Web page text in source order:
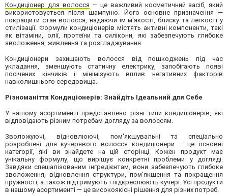
Кондиціонер для волосся — це важливий косметичний засіб, який
використовується після шампуню. Його основне призначення —
покращити стан волосся, надаючи їм м'якості, блиску та легкості у
стилізації. Формули кондиціонерів містять активні компоненти, такі
як вітаміни, олії, протеїни та силікони, які забезпечують глибоке
зволоження, живлення та розгладжування.
Кондиціонери захищають волосся від пошкоджень під час
укладання, зменшують статичну електрику, запобігають появі
посічених кінчиків і мінімізують вплив негативних факторів
навколишнього середовища.
Різноманіття Кондиціонерів: Знайдіть Ідеальний для Себе
У нашому асортименті представлено різні типи кондиціонерів, які
відповідають різним потребам догляду за волоссям.
Зволожуючі, відновлюючі, пом'якшувальні та спеціально
розроблені для кучерявого волосся кондиціонери — це основні
категорії, які ви знайдете на цій сторінці. Кожен продукт має
унікальну формулу, що вирішує конкретні проблеми у догляді.
Завдяки спеціалізованим інгредієнтам, вони забезпечують глибоке
зволоження, відновлення структури, пом'якшення та покращення
пружності, а також підтримують і підкреслюють кучері. Усі продукти
в нашому асортименті — це високоякісні рішення для різних потреб.